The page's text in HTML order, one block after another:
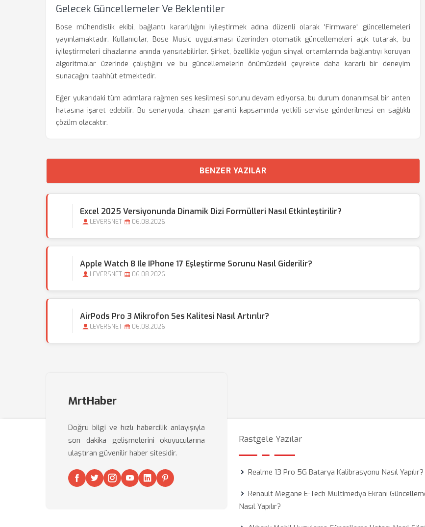
Gelecek Güncellemeler Ve Beklentiler
Bose mühendislik ekibi, bağlantı kararlılığını iyileştirmek adına düzenli olarak 'Firmware' güncellemeleri
yayınlamaktadır. Kullanıcılar, Bose Music uygulaması üzerinden otomatik güncellemeleri açık tutarak, bu
iyileştirmeleri cihazlarına anında yansıtabilirler. Şirket, özellikle yoğun sinyal ortamlarında bağlantıyı koruyan
algoritmalar üzerinde çalıştığını ve bu güncellemelerin önümüzdeki çeyrekte daha kararlı bir deneyim
sunacağını taahhüt etmektedir.
Eğer yukarıdaki tüm adımlara rağmen ses kesilmesi sorunu devam ediyorsa, bu durum donanımsal bir anten
hatasına işaret edebilir. Bu senaryoda, cihazın garanti kapsamında yetkili servise gönderilmesi en sağlıklı
çözüm olacaktır.
BENZER YAZILAR
Excel 2025 Versiyonunda Dinamik Dizi Formülleri Nasıl Etkinleştirilir?
LEVERSNET 06.08.2026
Apple Watch 8 Ile IPhone 17 Eşleştirme Sorunu Nasıl Giderilir?
LEVERSNET 06.08.2026
AirPods Pro 3 Mikrofon Ses Kalitesi Nasıl Artırılır?
LEVERSNET 06.08.2026
MrtHaber
Doğru bilgi ve hızlı habercilik anlayışıyla
son dakika gelişmelerini okuyucularına
ulaştıran güvenilir haber sitesidir.
Rastgele Yazılar
Realme 13 Pro 5G Batarya Kalibrasyonu Nasıl Yapılır?
Renault Megane E-Tech Multimedya Ekranı
Nasıl Yapılır?